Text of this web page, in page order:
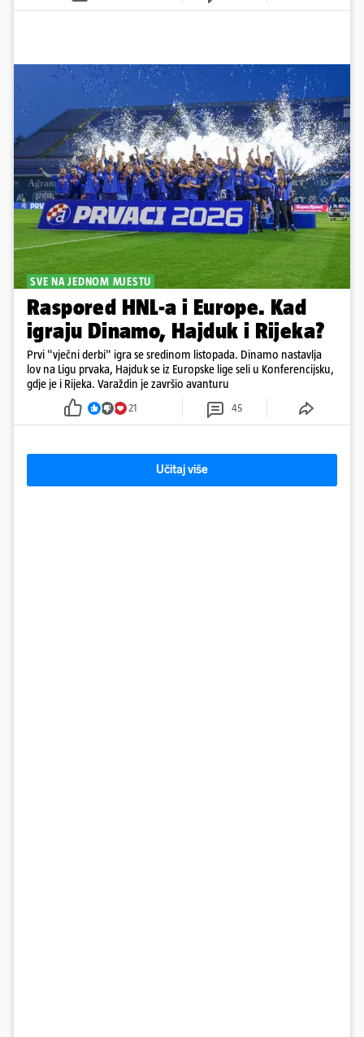
SVE NA JEDNOM MJESTU
Raspored HNL-a i Europe. Kad
igraju Dinamo, Hajduk i Rijeka?
Prvi "vječni derbi" igra se sredinom listopada. Dinamo nastavlja
lov na Ligu prvaka, Hajduk se iz Europske lige seli u Konferencijsku,
gdje je i Rijeka. Varaždin je završio avanturu
21 45
Učitaj više